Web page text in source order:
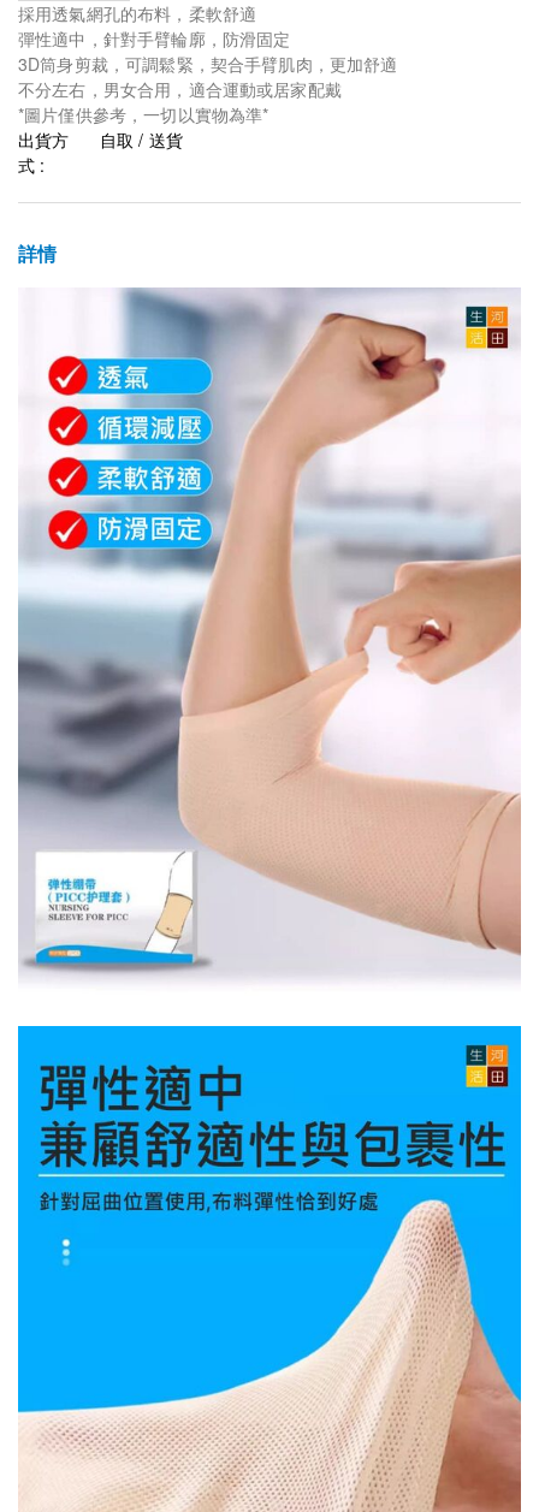
採用透氣網孔的布料，柔軟舒適
彈性適中，針對手臂輪廓，防滑固定
3D筒身剪裁，可調鬆緊，契合手臂肌肉，更加舒適
不分左右，男女合用，適合運動或居家配戴
*圖片僅供參考，一切以實物為準*
出貨方
式 :
自取 / 送貨
詳情